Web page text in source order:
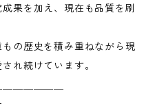
果を加え、現在も品質を刷
の歴史を積み重ねながら現
れ続けています。